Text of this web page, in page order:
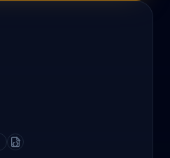
Manifest